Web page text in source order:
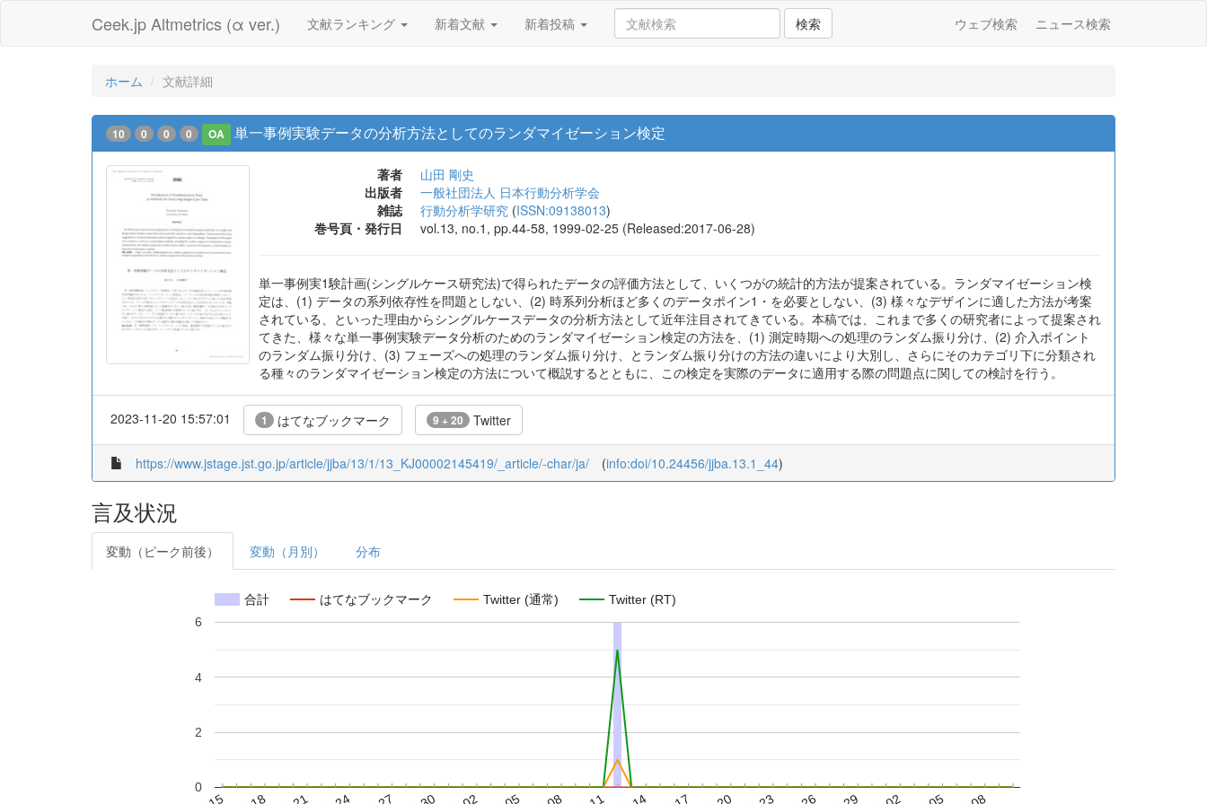
Ceek.jp Altmetrics (α ver.) 文献ランキング 新着文献 新着投稿 検索 ウェブ検索 ニュース検索
ホーム 文献詳細
10 0 0 0 OA 単一事例実験データの分析方法としてのランダマイゼーション検定
著者
山田 剛史
出版者
一般社団法人 日本行動分析学会
雑誌
行動分析学研究 (ISSN:09138013)
巻号頁・発行日
vol.13, no.1, pp.44-58, 1999-02-25 (Released:2017-06-28)
単一事例実1験計画(シングルケース研究法)で得られたデータの評価方法として、いくつがの統計的方法が提案されている。ランダマイゼーション検
定は、(1) データの系列依存性を問題としない、(2) 時系列分析ほど多くのデータポイン1・を必要としない、(3) 様々なデザインに適した方法が考案
されている、といった理由からシングルケースデータの分析方法として近年注目されてきている。本稿では、これまで多くの研究者によって提案され
てきた、様々な単一事例実験データ分析のためのランダマイゼーション検定の方法を、(1) 測定時期への処理のランダム振り分け、(2) 介入ポイント
のランダム振り分け、(3) フェーズへの処理のランダム振り分け、とランダム振り分けの方法の違いにより大別し、さらにそのカテゴリ下に分類され
る種々のランダマイゼーション検定の方法について概説するとともに、この検定を実際のデータに適用する際の問題点に関しての検討を行う。
2023-11-20 15:57:01 1 はてなブックマーク 9 + 20 Twitter
https://www.jstage.jst.go.jp/article/jjba/13/1/13_KJ00002145419/_article/-char/ja/ (info:doi/10.24456/jjba.13.1_44)
言及状況
変動（ピーク前後） 変動（月別） 分布
合計 はてなブックマーク Twitter (通常) Twitter (RT)
0
2
4
6